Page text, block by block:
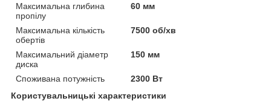
Максимальна глибина
пропілу
60 мм
Максимальна кількість
обертів
7500 об/хв
Максимальний діаметр
диска
150 мм
Споживана потужність
2300 Вт
Користувальницькі характеристики